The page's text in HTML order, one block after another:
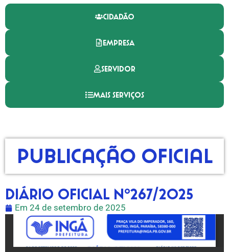
CIDADÃO
EMPRESA
SERVIDOR
MAIS SERVIÇOS
Publicação Oficial
DIÁRIO OFICIAL Nº267/2025
Em 24 de setembro de 2025